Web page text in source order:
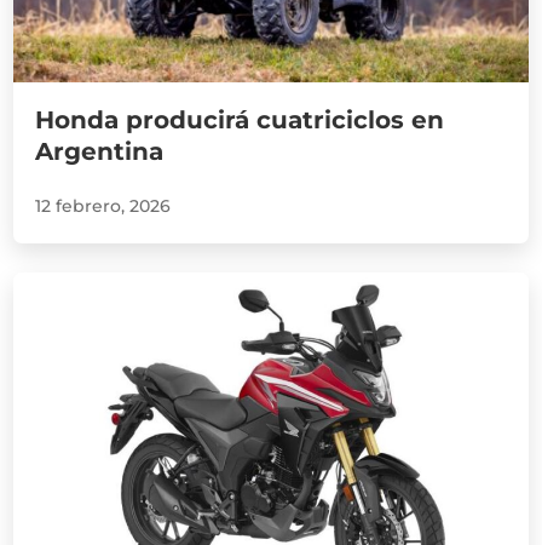
Honda producirá cuatriciclos en
Argentina
12 febrero, 2026